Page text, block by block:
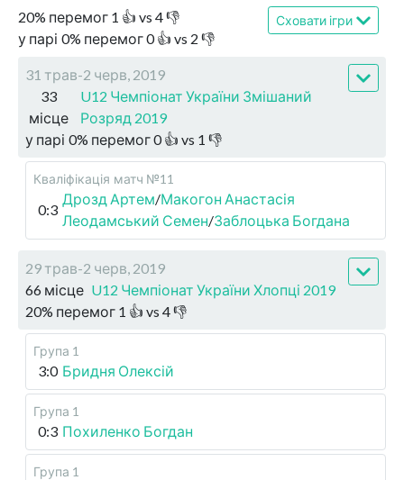
20% перемог 1 👍 vs 4👎
у парі 0% перемог0👍 vs 2 👎
Сховати ігри
31 трав-2 черв, 2019
33
місце
U12 Чемпіонат України Змішаний
Розряд 2019
у парі 0% перемог0👍 vs 1 👎
Кваліфікація матч №11
0:3
Дрозд Артем/Макогон Анастасія
Леодамський Семен/Заблоцька Богдана
29 трав-2 черв, 2019
66 місце U12 Чемпіонат України Хлопці 2019
20% перемог 1 👍 vs 4👎
Група 1
3:0 Бридня Олексій
Група 1
0:3 Похиленко Богдан
Група 1